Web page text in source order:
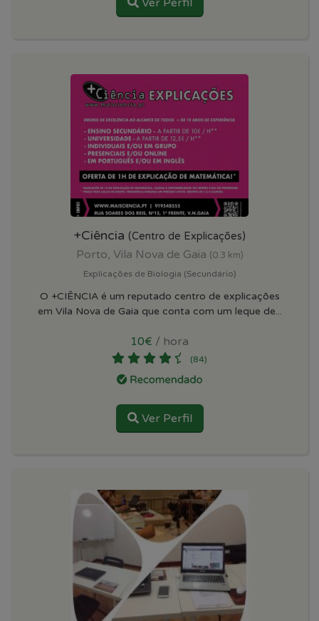
+Ciência (Centro de Explicações)
Porto, Vila Nova de Gaia (0.3 km)
Explicações de Biologia (Secundário)
O +CIÊNCIA é um reputado centro de explicações
em Vila Nova de Gaia que conta com um leque de...
10€ / hora
(84)
Ver Perfil